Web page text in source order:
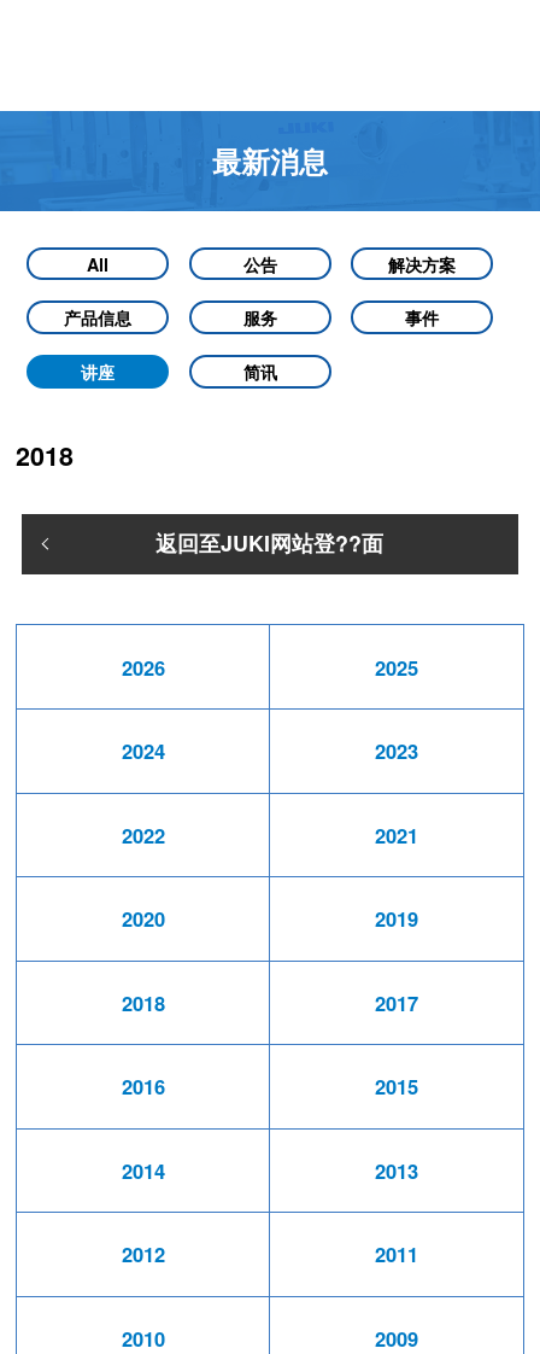
最新消息
2026 2025
2024 2023
2022 2021
2020 2019
2018 2017
2016 2015
2014 2013
2012 2011
2010 2009
All 公告 解决方案
产品信息 服务 事件
讲座 简讯
2018
返回至JUKI网站登??面